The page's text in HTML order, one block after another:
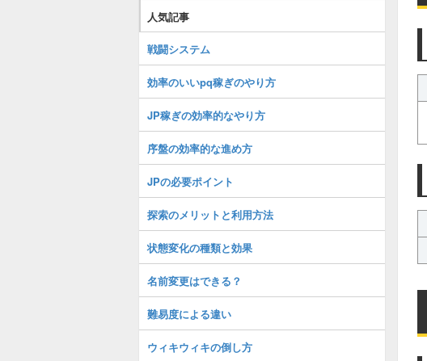
人気記事
戦闘システム
効率のいいpq稼ぎのやり方
JP稼ぎの効率的なやり方
序盤の効率的な進め方
JPの必要ポイント
探索のメリットと利用方法
状態変化の種類と効果
名前変更はできる？
難易度による違い
ウィキウィキの倒し方